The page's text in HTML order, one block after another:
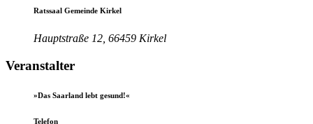
Ratssaal Gemeinde Kirkel
Hauptstraße 12, 66459 Kirkel
Veranstalter
»Das Saarland lebt gesund!«
Telefon